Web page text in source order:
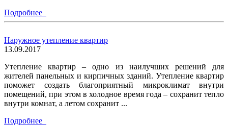
Подробнее
Наружное утепление квартир
13.09.2017
Утепление квартир – одно из наилучших решений для
жителей панельных и кирпичных зданий. Утепление квартир
поможет создать благоприятный микроклимат внутри
помещений, при этом в холодное время года – сохранит тепло
внутри комнат, а летом сохранит ...
Подробнее